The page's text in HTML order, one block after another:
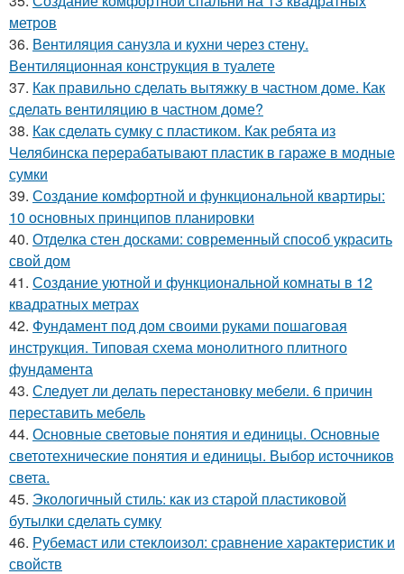
метров
36. Вентиляция санузла и кухни через стену.
Вентиляционная конструкция в туалете
37. Как правильно сделать вытяжку в частном доме. Как
сделать вентиляцию в частном доме?
38. Как сделать сумку с пластиком. Как ребята из
Челябинска перерабатывают пластик в гараже в модные
сумки
39. Создание комфортной и функциональной квартиры:
10 основных принципов планировки
40. Отделка стен досками: современный способ украсить
свой дом
41. Создание уютной и функциональной комнаты в 12
квадратных метрах
42. Фундамент под дом своими руками пошаговая
инструкция. Типовая схема монолитного плитного
фундамента
43. Следует ли делать перестановку мебели. 6 причин
переставить мебель
44. Основные световые понятия и единицы. Основные
светотехнические понятия и единицы. Выбор источников
света.
45. Экологичный стиль: как из старой пластиковой
бутылки сделать сумку
46. Рубемаст или стеклоизол: сравнение характеристик и
свойств